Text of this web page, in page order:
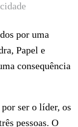
por uma
Papel e
consequência
ser o líder, os
pessoas. O